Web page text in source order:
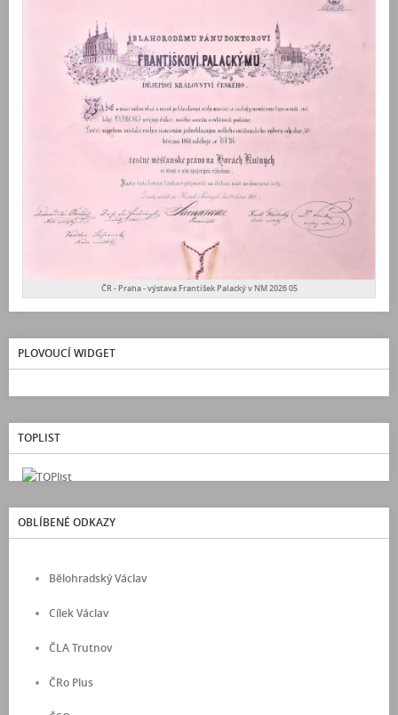
ČR - Praha - výstava František Palacký v NM 2026 05
PLOVOUCÍ WIDGET
TOPLIST
OBLÍBENÉ ODKAZY
Bělohradský Václav
Cílek Václav
ČLA Trutnov
ČRo Plus